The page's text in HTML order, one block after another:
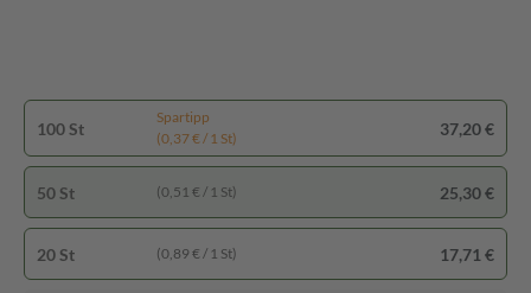
100 St
Spartipp
(0,37 € / 1 St)
37,20 €
50 St (0,51 € / 1 St) 25,30 €
20 St (0,89 € / 1 St) 17,71 €